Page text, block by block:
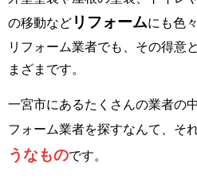
の移動など リフォームにも色
リフォーム業者でも、その得意
まざまです。
一宮市にあるたくさんの業者の
フォーム業者を探すなんて、そ
うなものです。